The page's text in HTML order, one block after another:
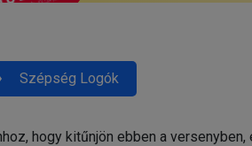
Szépség Logók
hogy kitűnjön ebben a